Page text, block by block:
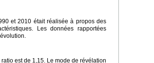
et 2010 était réalisée à propos des
Les données rapportées
est de 1,15. Le mode de révélation